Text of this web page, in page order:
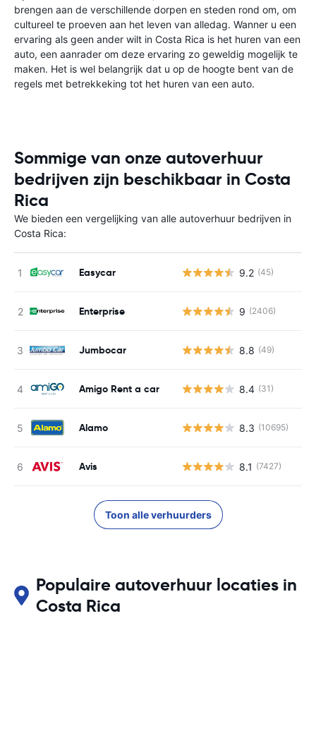
brengen aan de verschillende dorpen en steden rond om, om
cultureel te proeven aan het leven van alledag. Wanner u een
ervaring als geen ander wilt in Costa Rica is het huren van een
auto, een aanrader om deze ervaring zo geweldig mogelijk te
maken. Het is wel belangrijk dat u op de hoogte bent van de
regels met betrekkeking tot het huren van een auto.
Sommige van onze autoverhuur
bedrijven zijn beschikbaar in Costa
Rica
We bieden een vergelijking van alle autoverhuur bedrijven in
Costa Rica:
Easycar 9.2 (45)
Enterprise 9 (2406)
Jumbocar 8.8 (49)
Amigo Rent a car 8.4 (31)
Alamo 8.3 (10695)
Avis 8.1 (7427)
Toon alle verhuurders
Populaire autoverhuur locaties in
Costa Rica